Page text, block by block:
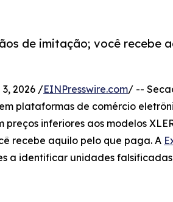
de imitação; você recebe
3, 2026 /EINPresswire.com/ --
plataformas de comércio
inferiores aos modelos
recebe aquilo pelo que paga. A
a identificar unidades